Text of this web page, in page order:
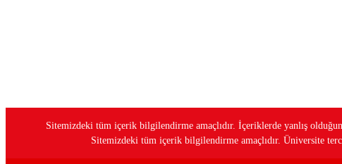
Sitemizdeki tüm içerik bilgilendirme amaçlıdır. İçeriklerde yanlış
Sitemizdeki tüm içerik bilgilendirme amaçlıdır. Üniversite